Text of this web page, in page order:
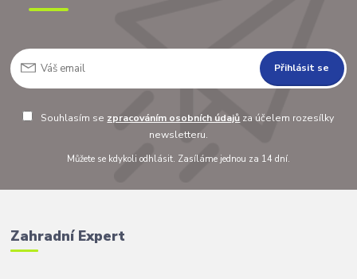
Přihlásit se
Souhlasím se zpracováním osobních údajů za účelem rozesílky
newsletteru.
Můžete se kdykoli odhlásit. Zasíláme jednou za 14 dní.
Zahradní Expert